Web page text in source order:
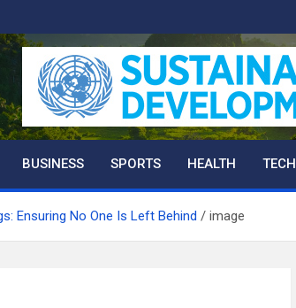
BUSINESS SPORTS HEALTH TECH
Ensuring No One Is Left Behind image